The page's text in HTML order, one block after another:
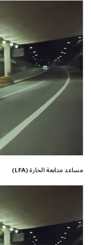
مساعد متابعة الحارة (LFA)